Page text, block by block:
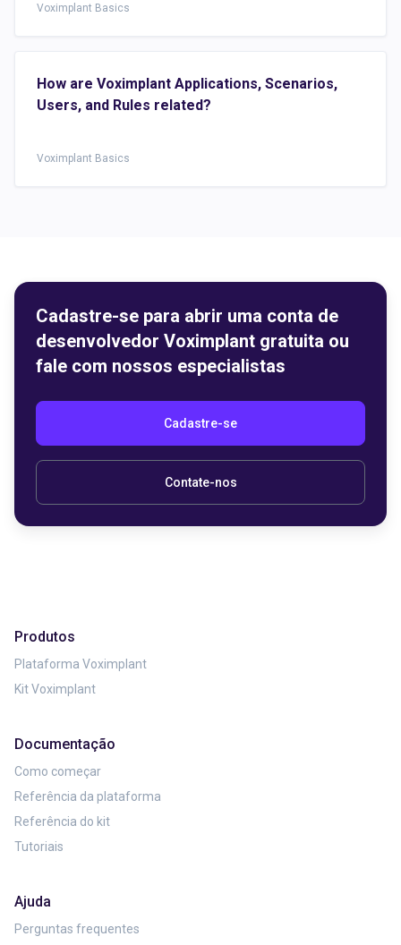
Voximplant Basics
How are Voximplant Applications, Scenarios,
Users, and Rules related?
Voximplant Basics
Cadastre-se para abrir uma conta de
desenvolvedor Voximplant gratuita ou
fale com nossos especialistas
Cadastre-se
Contate-nos
Produtos
Plataforma Voximplant
Kit Voximplant
Documentação
Como começar
Referência da plataforma
Referência do kit
Tutoriais
Ajuda
Perguntas frequentes